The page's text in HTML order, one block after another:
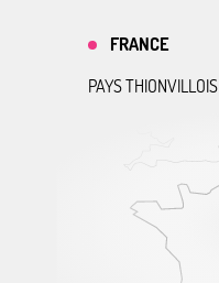
FRANCE
PAYS THIONVILLOIS